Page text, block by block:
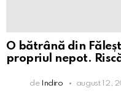
O bătrână din
propriul nepot.
de Indiro august 12,